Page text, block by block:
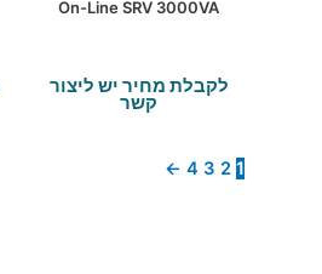
On-Line SRV 3000VA
לקבלת מחיר יש ליצור
קשר
1
2
3
4
←